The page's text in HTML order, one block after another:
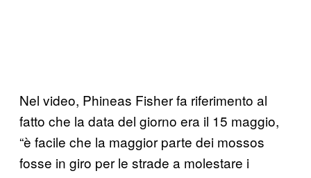
Nel video, Phineas Fisher fa riferimento al
fatto che la data del giorno era il 15 maggio,
“è facile che la maggior parte dei mossos
fosse in giro per le strade a molestare i